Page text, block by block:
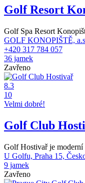
Golf Resort
Golf Spa Resort
GOLF KONOPIŠTĚ,
+420 317 784 057
36 jamek
Zavřeno
8.3
10
Velmi dobré!
Golf Club
Golf Hostivař je moderní
U Golfu, Praha 15,
9 jamek
Zavřeno